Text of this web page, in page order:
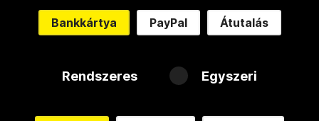
Bankkártya PayPal Átutalás
Rendszeres Egyszeri